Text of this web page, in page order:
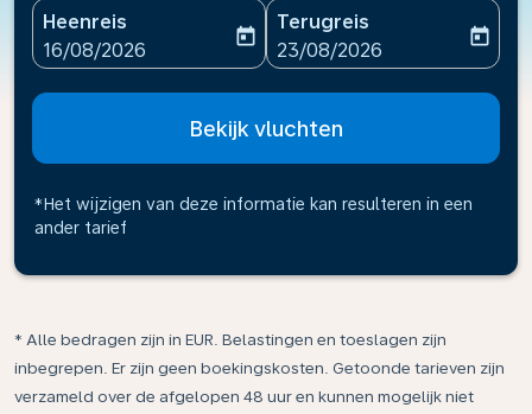
Heenreis
fc-booking-departure-date-aria-label
16/08/2026
today
Terugreis
fc-booking-return-date-
23/08/2026
today
Bekijk vluchten
*Het wijzigen van deze informatie kan resulteren in een
ander tarief
* Alle bedragen zijn in EUR. Belastingen en toeslagen zijn
inbegrepen. Er zijn geen boekingskosten. Getoonde tarieven zijn
verzameld over de afgelopen 48 uur en kunnen mogelijk niet